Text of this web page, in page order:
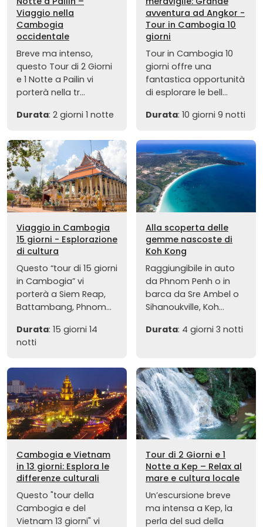
Viaggio nella
Cambogia
occidentale
Breve ma intenso,
questo Tour di 2 Giorni
e 1 Notte a Pailin vi
porterà nella tr...
Durata: 2 giorni 1 notte
avventura ad Angkor -
Tour in Cambogia 10
giorni
Tour in Cambogia 10
giorni offre una
fantastica opportunità
di esplorare le bell...
Durata: 10 giorni 9 notti
Viaggio in Cambogia
15 giorni - Esplorazione
di cultura
Questo “tour di 15 giorni
in Cambogia” vi
porterà a Siem Reap,
Battambang, Phnom...
Durata: 15 giorni 14
notti
Alla scoperta delle
gemme nascoste di
Koh Kong
Raggiungibile in auto
da Phnom Penh o in
barca da Sre Ambel o
Sihanoukville, Koh...
Durata: 4 giorni 3 notti
Cambogia e Vietnam
in 13 giorni: Esplora le
differenze culturali
Questo "tour della
Cambogia e del
Vietnam 13 giorni" vi
Tour di 2 Giorni e 1
Notte a Kep – Relax al
mare e cultura locale
Un’escursione breve
ma intensa a Kep, la
perla del sud della